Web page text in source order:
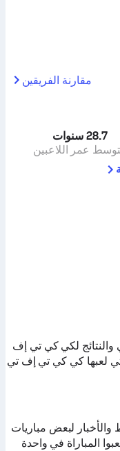
مقارنة الفريقين
28.7 سنوات
عمر اللاعبين
والنتائج لكي كي تي إف
لعبها كي كي تي إف تي
والأخبار لبعض مباريات
المباراة في واحدة